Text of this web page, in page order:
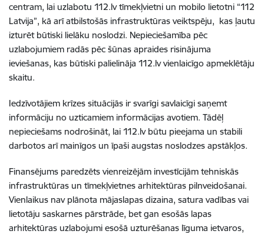
centram, lai uzlabotu 112.lv tīmekļvietni un mobilo lietotni “112
Latvija”, kā arī atbilstošās infrastruktūras veiktspēju, kas ļautu
izturēt būtiski lielāku noslodzi. Nepieciešamība pēc
uzlabojumiem radās pēc šūnas apraides risinājuma
ieviešanas, kas būtiski palielināja 112.lv vienlaicīgo apmeklētāju
skaitu.
Iedzīvotājiem krīzes situācijās ir svarīgi savlaicīgi saņemt
informāciju no uzticamiem informācijas avotiem. Tādēļ
nepieciešams nodrošināt, lai 112.lv būtu pieejama un stabili
darbotos arī mainīgos un īpaši augstas noslodzes apstākļos.
Finansējums paredzēts vienreizējām investīcijām tehniskās
infrastruktūras un tīmekļvietnes arhitektūras pilnveidošanai.
Vienlaikus nav plānota mājaslapas dizaina, satura vadības vai
lietotāju saskarnes pārstrāde, bet gan esošās lapas
arhitektūras uzlabojumi esošā uzturēšanas līguma ietvaros,